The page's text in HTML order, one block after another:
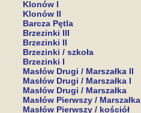
Klonów I
Klonów II
Barcza Pętla
Brzezinki III
Brzezinki II
Brzezinki / szkoła
Brzezinki I
Masłów Drugi / Marszałka II
Masłów Drugi / Marszałka I
Masłów Drugi / Marszałka
Masłów Pierwszy / Marszałka
Masłów Pierwszy / kościół